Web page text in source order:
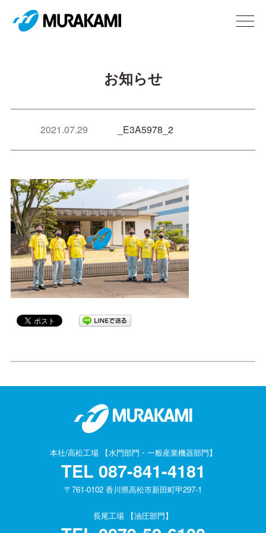
お知らせ
2021.07.29 _E3A5978_2
本社/高松工場 【水門部門・一般産業機器部門】
TEL 087-841-4181
〒761-0102 香川県高松市新田町甲297-1
長尾工場 【油圧部門】